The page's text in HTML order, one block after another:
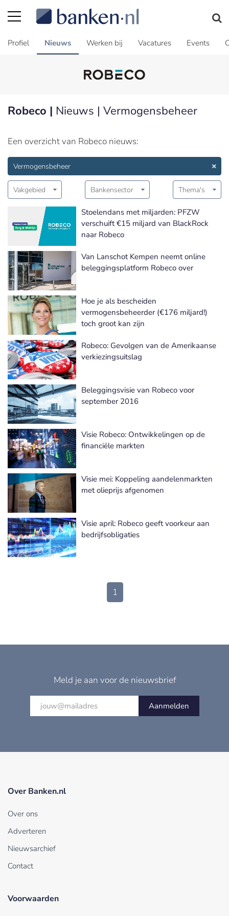
Profiel Nieuws Werken bij Vacatures Events
Robeco | Nieuws | Vermogensbeheer
Een overzicht van Robeco nieuws:
Vermogensbeheer
Vakgebied Bankensector Thema's
Stoelendans met miljarden: PFZW
verschuift €15 miljard van BlackRock
naar Robeco
Van Lanschot Kempen neemt online
beleggingsplatform Robeco over
Hoe je als bescheiden
vermogensbeheerder (€176 miljard!)
toch groot kan zijn
Robeco: Gevolgen van de Amerikaanse
verkiezingsuitslag
Beleggingsvisie van Robeco voor
september 2016
Visie Robeco: Ontwikkelingen op de
financiële markten
Visie mei: Koppeling aandelenmarkten
met olieprijs afgenomen
Visie april: Robeco geeft voorkeur aan
bedrijfsobligaties
1
Meld je aan voor de nieuwsbrief
Aanmelden
Over Banken.nl
Over ons
Adverteren
Nieuwsarchief
Contact
Voorwaarden